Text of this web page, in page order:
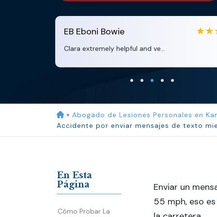
EB Eboni Bowie
Clara extremely helpful and ve...
» Abogado de Lesiones Personales en
Accidente por enviar mensajes de texto
En Esta
Página
Cómo Probar La
Enviar un
55 mph, eso